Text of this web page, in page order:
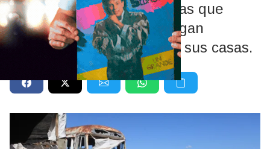
bioseguridad y los síntomas que
deben vigilar quienes tengan
gallinas, patos o pavos en sus casas.